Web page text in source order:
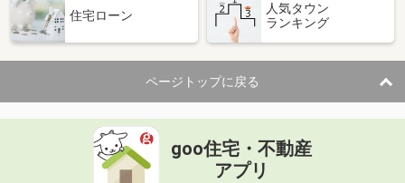
住宅ローン
人気タウン
ランキング
ページトップに戻る
goo住宅・不動産
アプリ